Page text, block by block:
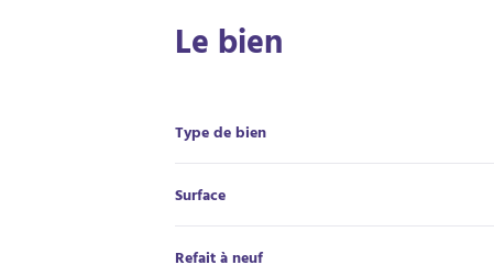
Le bien
Type de bien
Surface
Refait à neuf